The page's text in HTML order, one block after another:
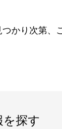
かり次第、
探す